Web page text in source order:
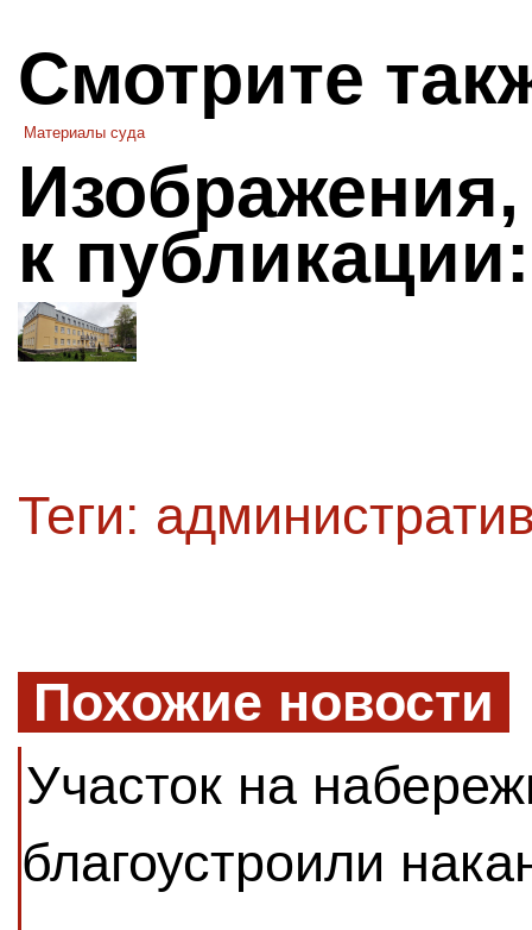
Смотрите
Материалы суда
к публикации:
Теги:
Похожие новости
Участок на
благоустроили